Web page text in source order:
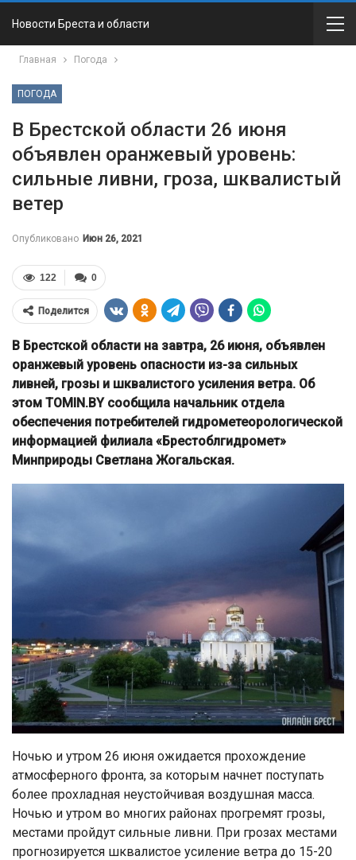
Новости Бреста и области
Главная Погода
ПОГОДА
В Брестской области 26 июня
объявлен оранжевый уровень:
сильные ливни, гроза, шквалистый
ветер
Опубликовано Июн 26, 2021
0
122
Поделится
В Брестской области на завтра, 26 июня, объявлен
оранжевый уровень опасности из-за сильных
ливней, грозы и шквалистого усиления ветра. Об
этом TOMIN.BY сообщила начальник отдела
обеспечения потребителей гидрометеорологической
информацией филиала «Брестоблгидромет»
Минприроды Светлана Жогальская.
Ночью и утром 26 июня ожидается прохождение
атмосферного фронта, за которым начнет поступать
более прохладная неустойчивая воздушная масса.
Ночью и утром во многих районах прогремят грозы,
местами пройдут сильные ливни. При грозах местами
прогнозируется шквалистое усиление ветра до 15-20